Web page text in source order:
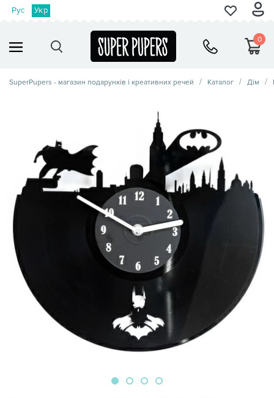
Рус Укр
0
SuperPupers - магазин подарунків і креативних речей Каталог Дім